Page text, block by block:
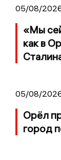
05/08/
«Мы
как в
05/08/
Орёл
город